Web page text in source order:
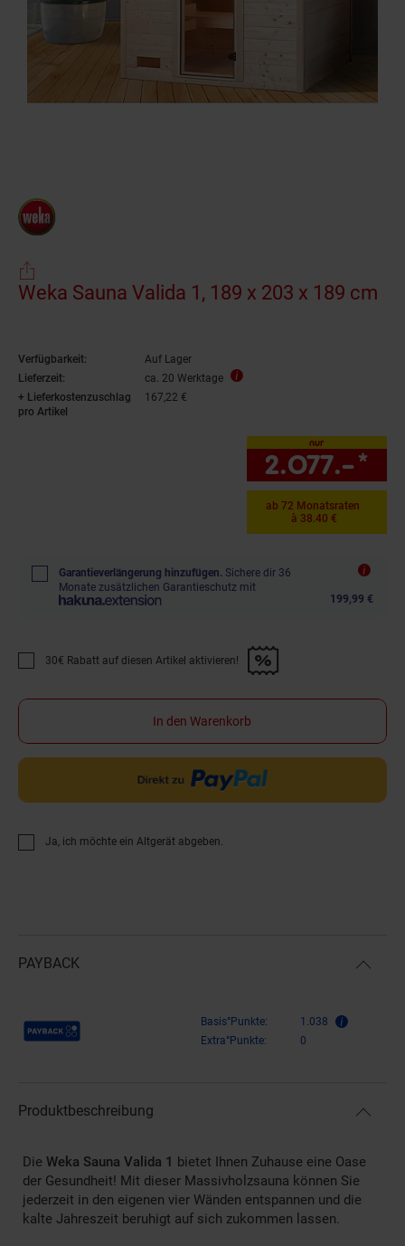
Weka Sauna Valida 1, 189 x 203 x 189 cm
Verfügbarkeit:
Auf Lager
Lieferzeit:
ca. 20 Werktage
+ Lieferkostenzuschlag
pro Artikel
167,22 €
nur
2.077.–*
ab 72 Monatsraten
à 38.40 €
Garantieverlängerung hinzufügen. Sichere dir 36
Monate zusätzlichen Garantieschutz mit
199,99 €
Promotion "30€ Rabatt auf diesen Artikel aktivieren!" anwenden
30€ Rabatt auf diesen Artikel aktivieren!
In den Warenkorb
Ja, ich möchte ein Altgerät abgeben.
PAYBACK
Payback Punkte Basis°Punkte:
1.038
Extra°Punkte:
0
Produktbeschreibung
Die Weka Sauna Valida 1 bietet Ihnen Zuhause eine Oase
der Gesundheit! Mit dieser Massivholzsauna können Sie
jederzeit in den eigenen vier Wänden entspannen und die
kalte Jahreszeit beruhigt auf sich zukommen lassen.